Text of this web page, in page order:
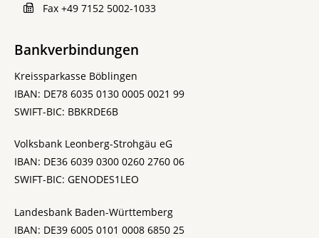
Fax +49 7152 5002-1033
Bankverbindungen
Kreissparkasse Böblingen
IBAN: DE78 6035 0130 0005 0021 99
SWIFT-BIC: BBKRDE6B
Volksbank Leonberg-Strohgäu eG
IBAN: DE36 6039 0300 0260 2760 06
SWIFT-BIC: GENODES1LEO
Landesbank Baden-Württemberg
IBAN: DE39 6005 0101 0008 6850 25